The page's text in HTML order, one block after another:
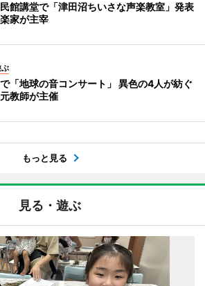
館講堂で「津田沼ちいさな声楽教室」発表
家が主宰
ぶ
「地球の音コンサート」 異色の4人が紡ぐ
教師が主催
もっと見る
見る・遊ぶ